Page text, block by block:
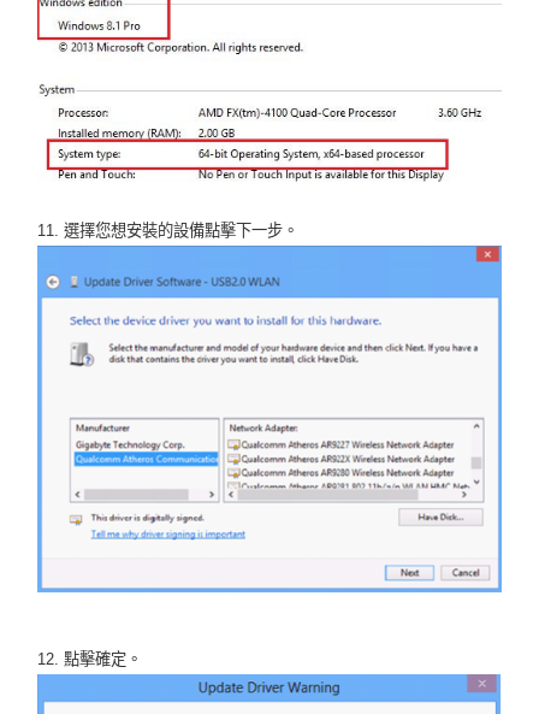
11. 選擇您想安裝的設備點擊下一步。
12. 點擊確定。